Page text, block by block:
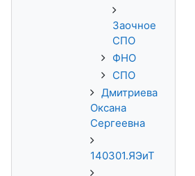
Заочное
СПО
ФНО
СПО
Дмитриева
Оксана
Сергеевна
140301.ЯЭиТ